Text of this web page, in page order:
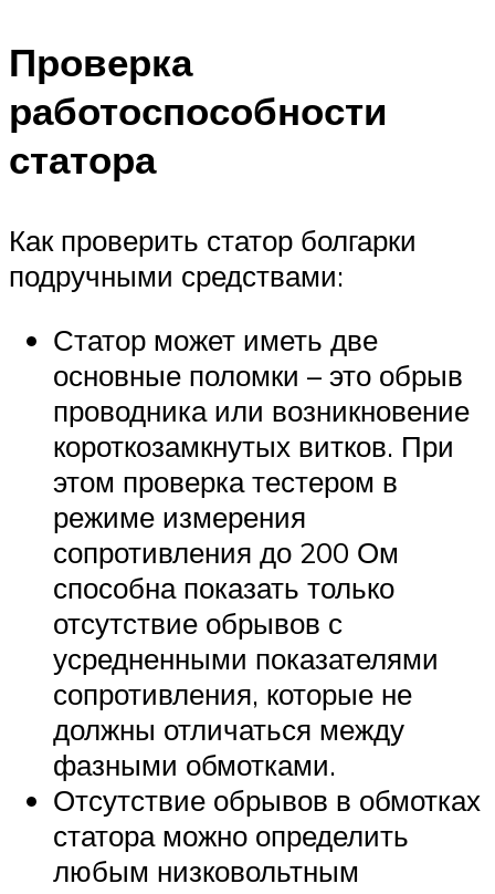
Проверка
работоспособности
статора
Как проверить статор болгарки
подручными средствами:
Статор может иметь две
основные поломки – это обрыв
проводника или возникновение
короткозамкнутых витков. При
этом проверка тестером в
режиме измерения
сопротивления до 200 Ом
способна показать только
отсутствие обрывов с
усредненными показателями
сопротивления, которые не
должны отличаться между
фазными обмотками.
Отсутствие обрывов в обмотках
статора можно определить
любым низковольтным